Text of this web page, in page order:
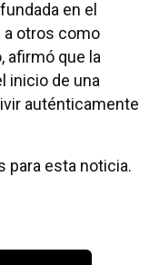
en el
a otros como
afirmó que la
inicio de una
auténticamente
para esta noticia.